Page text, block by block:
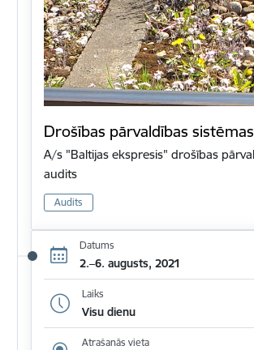
Drošības pārvaldības
A/s "Baltijas ekspresis" drošības
audits
Audits
Datums
2.–6. augusts, 2021
Laiks
Visu dienu
Atrašanās vieta